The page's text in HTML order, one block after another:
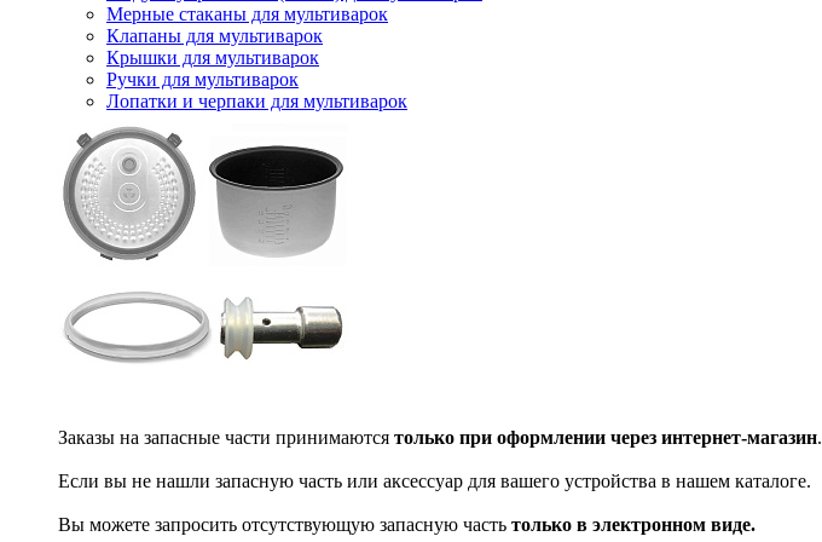
Мерные стаканы для мультиварок
Клапаны для мультиварок
Крышки для мультиварок
Ручки для мультиварок
Лопатки и черпаки для мультиварок
Заказы на запасные части принимаются только при оформлении через интернет-магазин.
Если вы не нашли запасную часть или аксессуар для вашего устройства в нашем каталоге.
Вы можете запросить отсутствующую запасную часть только в электронном виде.